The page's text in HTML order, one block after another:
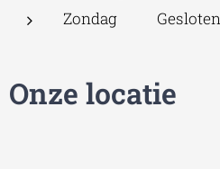
Zondag Gesloten
Onze locatie